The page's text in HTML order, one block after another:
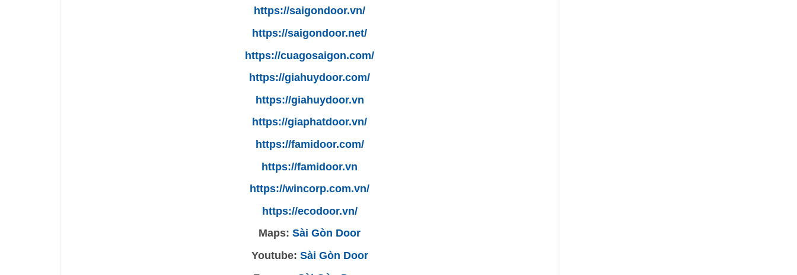
https://saigondoor.vn/
https://saigondoor.net/
https://cuagosaigon.com/
https://giahuydoor.com/
https://giahuydoor.vn
https://giaphatdoor.vn/
https://famidoor.com/
https://famidoor.vn
https://wincorp.com.vn/
https://ecodoor.vn/
Maps: Sài Gòn Door
Youtube: Sài Gòn Door